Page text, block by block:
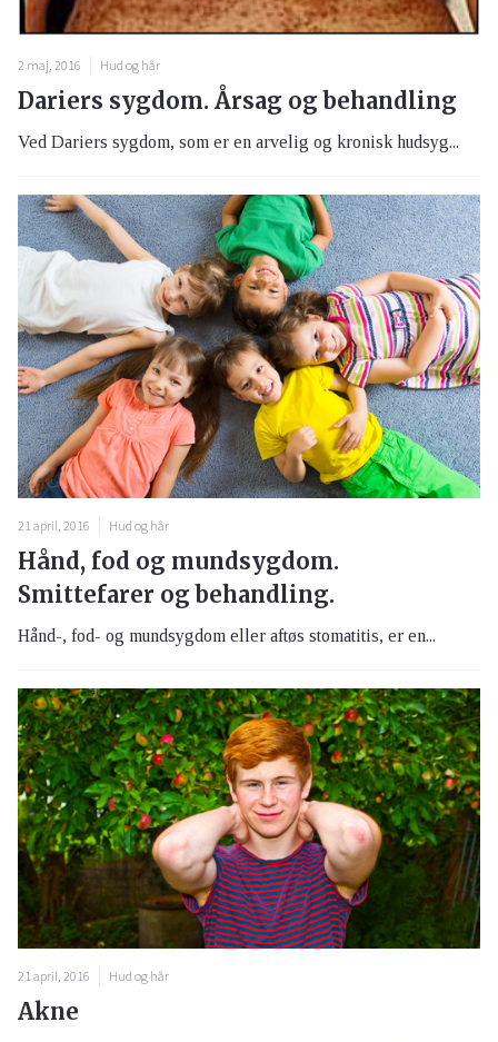
2 maj, 2016 Hud og hår
Dariers sygdom. Årsag og behandling
Ved Dariers sygdom, som er en arvelig og kronisk hudsyg...
21 april, 2016 Hud og hår
Hånd, fod og mundsygdom.
Smittefarer og behandling.
Hånd-, fod- og mundsygdom eller aftøs stomatitis, er en...
21 april, 2016 Hud og hår
Akne